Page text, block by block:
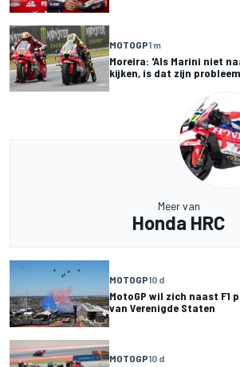
MOTOGP1 m
Moreira: 'Als Marini niet
kijken, is dat zijn
Meer van
Honda HRC
MOTOGP10 d
MotoGP wil zich naast F1
van Verenigde Staten
MOTOGP10 d